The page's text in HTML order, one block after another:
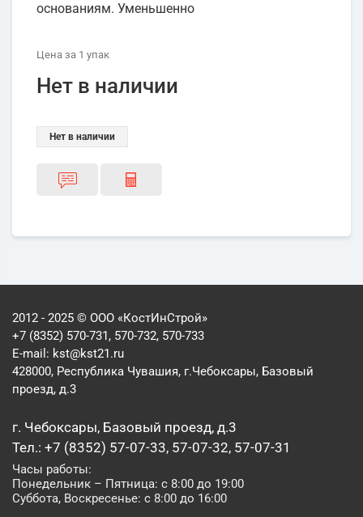
основаниям. Уменьшенно
Цена за 1 упак
Нет в наличии
Нет в наличии
2012 - 2025 © ООО «КостИнСтрой»
+7 (8352) 570-731, 570-732, 570-733
E-mail: kst@kst21.ru
428000, Республика Чувашия, г.Чебоксары, Базовый
проезд, д.3
г. Чебоксары, Базовый проезд, д.3
Тел.: +7 (8352) 57-07-33, 57-07-32, 57-07-31
Часы работы:
Понедельник – Пятница: с 8:00 до 19:00
Суббота, Воскресенье: с 8:00 до 16:00